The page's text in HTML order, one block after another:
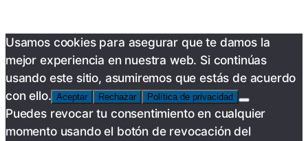
Usamos cookies para asegurar que te damos la
mejor experiencia en nuestra web. Si continúas
usando este sitio, asumiremos que estás de acuerdo
con ello. Aceptar Rechazar Política de privacidad
Puedes revocar tu consentimiento en cualquier
momento usando el botón de revocación del